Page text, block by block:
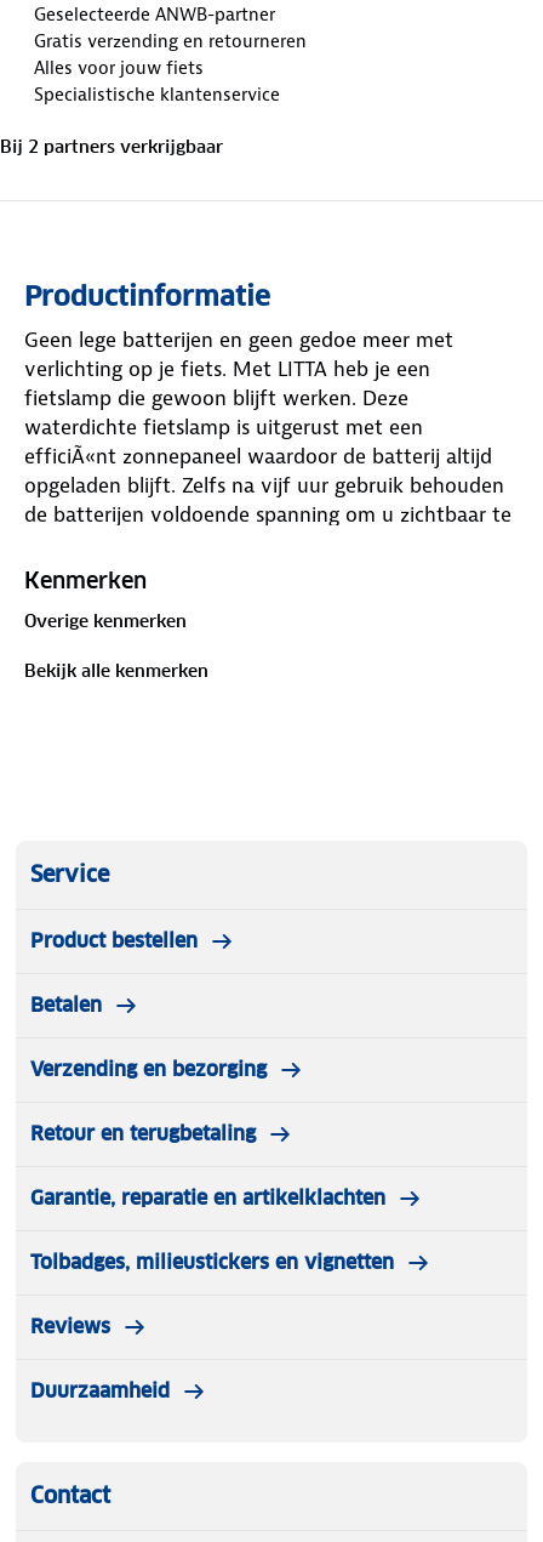
Geselecteerde ANWB-partner
Gratis verzending en retourneren
Alles voor jouw fiets
Specialistische klantenservice
Bij 2 partners verkrijgbaar
Productinformatie
Geen lege batterijen en geen gedoe meer met
verlichting op je fiets. Met LITTA heb je een
fietslamp die gewoon blijft werken. Deze
waterdichte fietslamp is uitgerust met een
efficiÃ«nt zonnepaneel waardoor de batterij altijd
opgeladen blijft. Zelfs na vijf uur gebruik behouden
de batterijen voldoende spanning om u zichtbaar te
uur op een volle lading. Eerste 5 uur: 5 Lumen
opladen in 4 uur zonneschijn, opladen 50% op een
bewolkte winterdag.
Kenmerken
Overige kenmerken
Bekijk alle kenmerken
Service
Product bestellen
Betalen
Verzending en bezorging
Retour en terugbetaling
Garantie, reparatie en artikelklachten
Tolbadges, milieustickers en vignetten
Reviews
Duurzaamheid
Contact